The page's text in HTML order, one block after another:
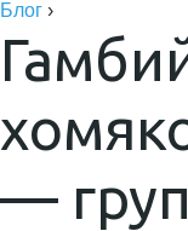
Блог ›
—